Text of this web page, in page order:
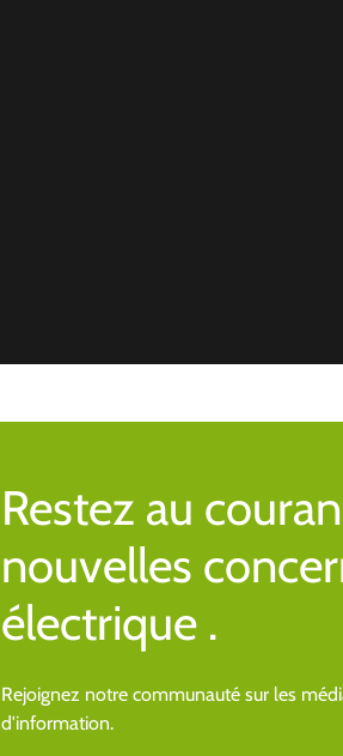
Restez au
nouvelles
électrique .
Rejoignez notre communauté sur les
d'information.